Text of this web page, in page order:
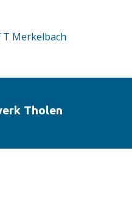
Tholen